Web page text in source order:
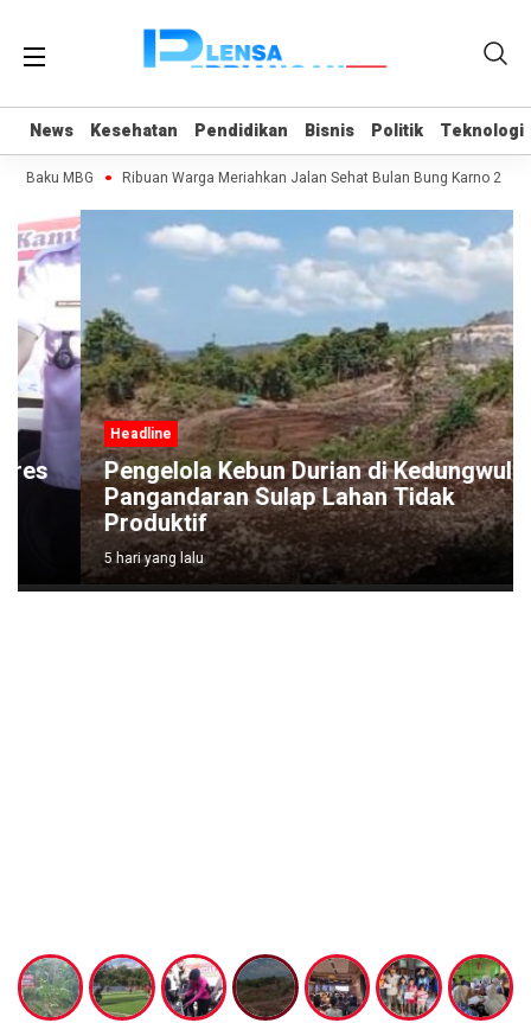
News Kesehatan Pendidikan Bisnis Politik Teknologi
News Kesehatan Pendidikan Bisnis Politik Teknologi
Baku MBG Ribuan Warga Meriahkan Jalan Sehat Bulan Bung Karno
Headline
Pengelola Kebun Durian di Kedungwuluh
Pangandaran Sulap Lahan Tidak
Produktif ‎
5 hari yang lalu